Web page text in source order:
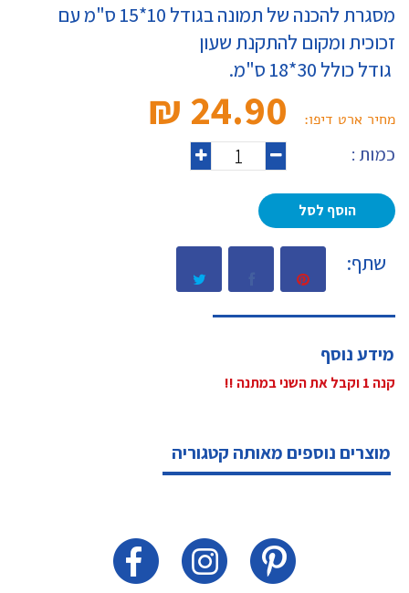
מסגרת להכנה של תמונה בגודל 10*15 ס"מ עם
זכוכית ומקום להתקנת שעון
גודל כולל 30*18 ס"מ.
מחיר ארט דיפו: 24.90 ₪‎
כמות :
הוסף לסל
שתף:
מידע נוסף
קנה 1 וקבל את השני במתנה !!
מוצרים נוספים מאותה קטגוריה